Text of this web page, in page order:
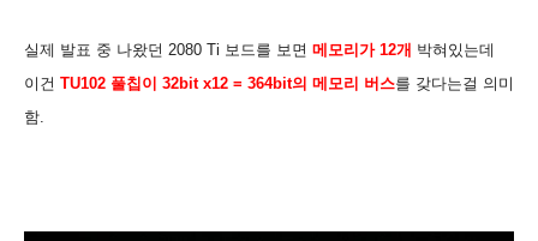
실제 발표 중 나왔던 2080 Ti 보드를 보면 메모리가 12개 박혀있는데
이건 TU102 풀칩이 32bit x12 = 364bit의 메모리 버스를 갖다는걸 의미
함.